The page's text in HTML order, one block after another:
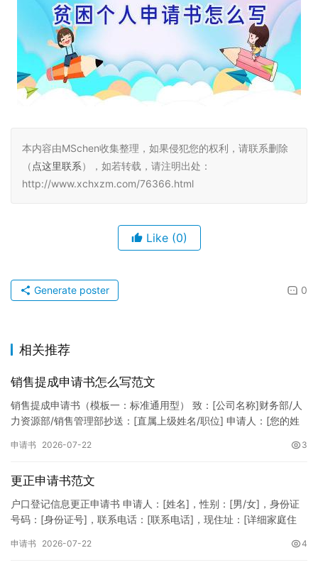
本内容由MSchen收集整理，如果侵犯您的权利，请联系删除
（ 点这里联系），如若转载，请注明出处：
http://www.xchxzm.com/76366.html
Like (0)
0
Generate poster
相关推荐
销售提成申请书怎么写范文
销售提成申请书（模板一：标准通用型） 致：[公司名称]财务部/人
力资源部/销售管理部抄送：[直属上级姓名/职位] 申请人：[您的姓
申请书 2026-07-22 3
更正申请书范文
户口登记信息更正申请书 申请人：[姓名]，性别：[男/女]，身份证
号码：[身份证号]，联系电话：[联系电话]，现住址：[详细家庭住
申请书 2026-07-22 4